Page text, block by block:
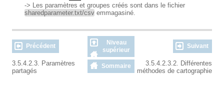
-> Les paramètres et groupes créés sont dans le fichier
sharedparameter.txt/csv emmagasiné.
Précédent
Niveau
supérieur
Suivant
3.5.4.2.3. Paramètres
partagés
Sommaire
3.5.4.2.3.2. Différentes
méthodes de cartographie